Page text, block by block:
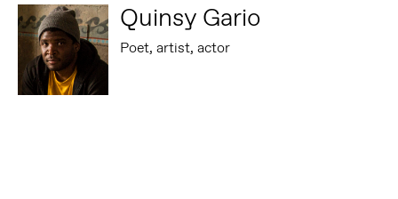
Quinsy Gario
Poet, artist, actor